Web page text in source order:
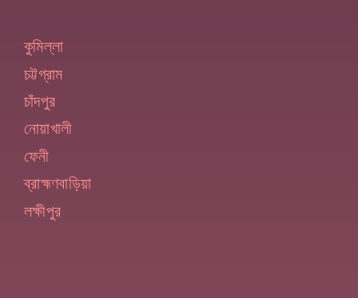
কুমিল্লা
চট্টগ্রাম
চাঁদপুর
নোয়াখালী
ফেনী
ব্রাহ্মণবাড়িয়া
লক্ষীপুর